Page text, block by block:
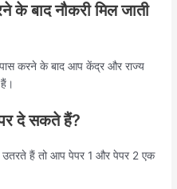
के बाद नौकरी मिल जाती
पास करने के बाद आप केंद्र और राज्य
दे सकते हैं?
उतरते हैं तो आप पेपर 1 और पेपर 2 एक